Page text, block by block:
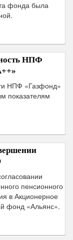
фонда была
НПФ
НПФ «Газфонд»
показателям
пенсионного
в Акционерное
фонд «Альянс».